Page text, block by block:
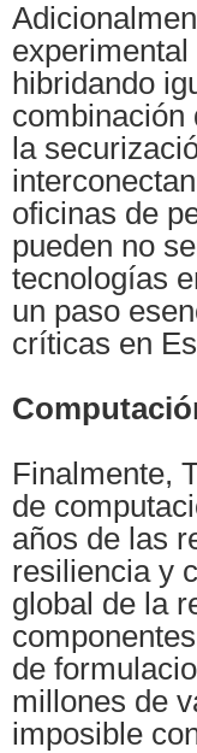
hibridando
combinación
la
oficinas de
pueden no
tecnologías
un paso
críticas en
Finalmente,
de
años de las
resiliencia y
global de la
de
millones de
imposible